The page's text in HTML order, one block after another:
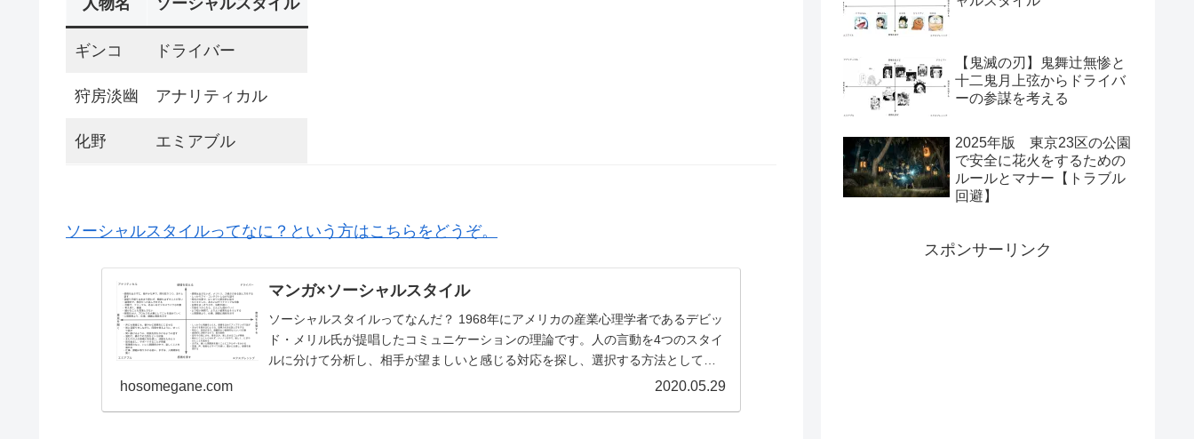
人物名 ソーシャルスタイル
ギンコ ドライバー
狩房淡幽 アナリティカル
化野 エミアブル
ソーシャルスタイルってなに？という方はこちらをどうぞ。
マンガ×ソーシャルスタイル
ソーシャルスタイルってなんだ？ 1968年にアメリカの産業心理学者であるデビッ
ド・メリル氏が提唱したコミュニケーションの理論です。人の言動を4つのスタイ
ルに分けて分析し、相手が望ましいと感じる対応を探し、選択する方法として活
hosomegane.com 2020.05.29
【鬼滅の刃】鬼舞辻無惨と
十二鬼月上弦からドライバ
ーの参謀を考える
2025年版 東京23区の公園
で安全に花火をするための
ルールとマナー【トラブル
回避】
スポンサーリンク